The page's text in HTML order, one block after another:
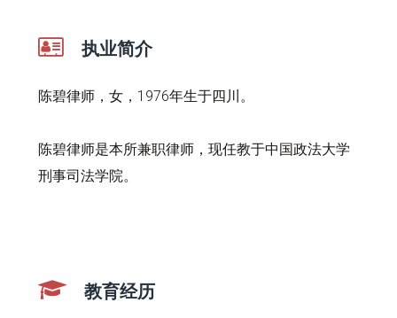
执业简介
陈碧律师，女，1976年生于四川。
陈碧律师是本所兼职律师，现任教于中国政法大学
刑事司法学院。
教育经历